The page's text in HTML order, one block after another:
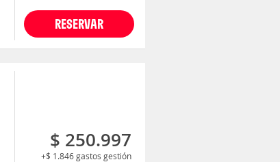
RESERVAR
$ 250.997
+$ 1.846gastos gestión